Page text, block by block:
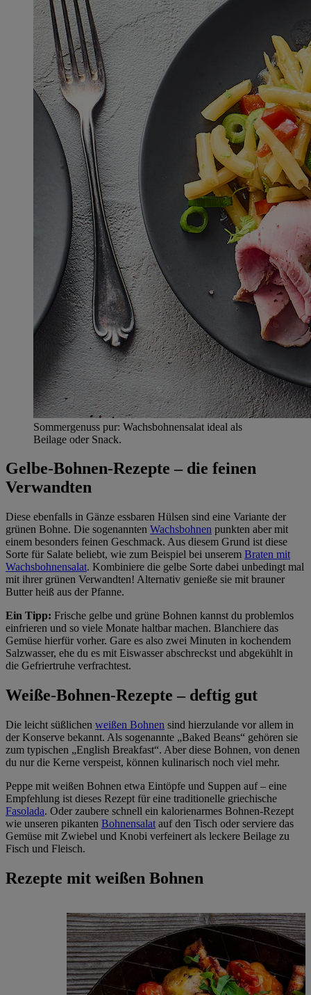
Sommergenuss pur: Wachsbohnensalat ideal als
Beilage oder Snack.
Gelbe-Bohnen-Rezepte – die feinen
Verwandten
Diese ebenfalls in Gänze essbaren Hülsen sind eine Variante der
grünen Bohne. Die sogenannten Wachsbohnen punkten aber mit
einem besonders feinen Geschmack. Aus diesem Grund ist diese
Sorte für Salate beliebt, wie zum Beispiel bei unserem Braten mit
Wachsbohnensalat. Kombiniere die gelbe Sorte dabei unbedingt mal
mit ihrer grünen Verwandten! Alternativ genieße sie mit brauner
Butter heiß aus der Pfanne.
Ein Tipp: Frische gelbe und grüne Bohnen kannst du problemlos
einfrieren und so viele Monate haltbar machen. Blanchiere das
Gemüse hierfür vorher. Gare es also zwei Minuten in kochendem
Salzwasser, ehe du es mit Eiswasser abschreckst und abgekühlt in
die Gefriertruhe verfrachtest.
Weiße-Bohnen-Rezepte – deftig gut
Die leicht süßlichen weißen Bohnen sind hierzulande vor allem in
der Konserve bekannt. Als sogenannte „Baked Beans“ gehören sie
zum typischen „English Breakfast“. Aber diese Bohnen, von denen
du nur die Kerne verspeist, können kulinarisch noch viel mehr.
Peppe mit weißen Bohnen etwa Eintöpfe und Suppen auf – eine
Empfehlung ist dieses Rezept für eine traditionelle griechische
Fasolada. Oder zaubere schnell ein kalorienarmes Bohnen-Rezept
wie unseren pikanten Bohnensalat auf den Tisch oder serviere das
Gemüse mit Zwiebel und Knobi verfeinert als leckere Beilage zu
Fisch und Fleisch.
Rezepte mit weißen Bohnen